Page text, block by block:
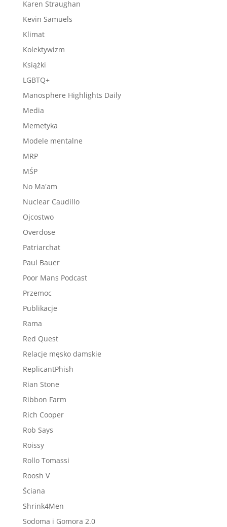
Karen Straughan
Kevin Samuels
Klimat
Kolektywizm
Książki
LGBTQ+
Manosphere Highlights Daily
Media
Memetyka
Modele mentalne
MRP
MŚP
No Ma'am
Nuclear Caudillo
Ojcostwo
Overdose
Patriarchat
Paul Bauer
Poor Mans Podcast
Przemoc
Publikacje
Rama
Red Quest
Relacje męsko damskie
ReplicantPhish
Rian Stone
Ribbon Farm
Rich Cooper
Rob Says
Roissy
Rollo Tomassi
Roosh V
Ściana
Shrink4Men
Sodoma i Gomora 2.0